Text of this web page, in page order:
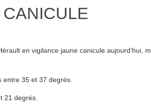
en vigilance jaune canicule aujourd’hui,
35 et 37 degrés.
21 degrés.